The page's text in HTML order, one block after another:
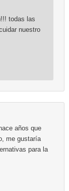
todas las
nuestro
años que
me gustaría
para la